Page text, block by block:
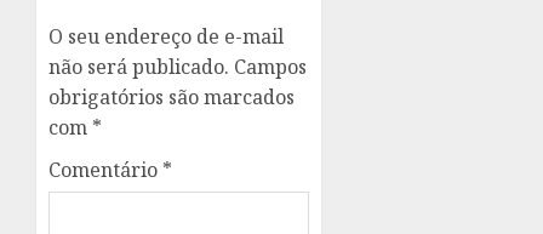
O seu endereço de e-mail
não será publicado. Campos
obrigatórios são marcados
com *
Comentário *